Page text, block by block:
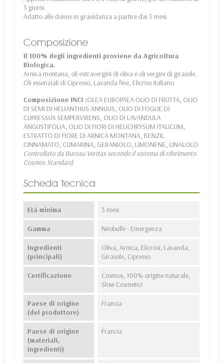
3 giorni.
Adatto alle donne in gravidanza a partire dai 3 mesi.
Composizione
Il 100% degli ingredienti proviene da Agricoltura
Biologica.
Arnica montana, oli extravergini di oliva e oli vergini di girasole.
Oli essenziali di Cipresso, Lavanda fine, Elicriso italiano.
Composizione INCI :OLEA EUROPAEA OLIO DI FRUTTA, OLIO
DI SEMI DI HELIANTHUS ANNUUS, OLIO DI FOGLIE DI
CUPRESSUS SEMPERVIRENS, OLIO DI LAVANDULA
ANGUSTIFOLIA, OLIO DI FIORI DI HELICHRYSUM ITALICUM,
ESTRATTO DI FIORE DI ARNICA MONTANA, BENZIL
CINNAMATO, CUMARINA, GERANIOLO, LIMONENE, LINALOLO.
Controllato da Bureau Veritas secondo il sistema di riferimento
Cosmos Standard
Scheda tecnica
Età minima 3 mesi
Gamma Néobulle - Emergenza
Ingredienti
(principali)
Oliva, Arnica, Elicrosi, Lavanda,
Girasole, Cipresso
Certificazione
Cosmos, 100% origine naturale,
Slow Cosmetici
Paese di origine
(del produttore)
Francia
Paese di origine
(materiali,
ingredienti)
Francia